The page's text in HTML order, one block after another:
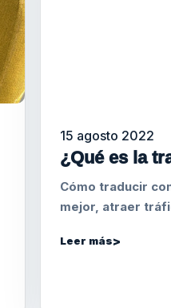
15 agosto 2022
¿Qué es la
Cómo traducir
mejor, atraer
Leer más